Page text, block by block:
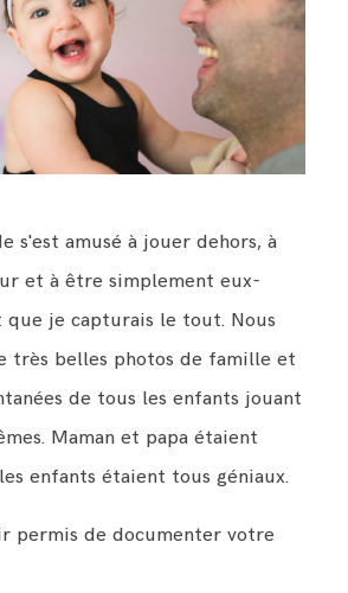
s'est amusé à jouer dehors, à
et à être simplement eux-
que je capturais le tout. Nous
très belles photos de famille et
de tous les enfants jouant
Maman et papa étaient
enfants étaient tous géniaux.
permis de documenter votre